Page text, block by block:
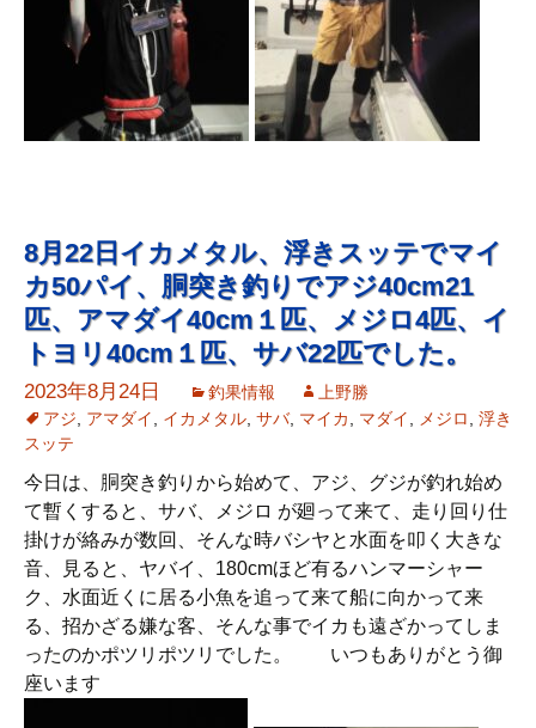
8月22日イカメタル、浮きスッテでマイ
カ50パイ、胴突き釣りでアジ40cm21
匹、アマダイ40cm１匹、メジロ4匹、イ
トヨリ40cm１匹、サバ22匹でした。
2023年8月24日 釣果情報
上野勝
アジ
アマダイ イカメタル サバ, マイカ マダイ メジロ
浮き
スッテ
今日は、胴突き釣りから始めて、アジ、グジが釣れ始め
て暫くすると、サバ、メジロ が廻って来て、走り回り仕
掛けが絡みが数回、そんな時バシヤと水面を叩く大きな
音、見ると、ヤバイ、180cmほど有るハンマーシャー
ク、水面近くに居る小魚を追って来て船に向かって来
る、招かざる嫌な客、そんな事でイカも遠ざかってしま
ったのかポツリポツリでした。 いつもありがとう御
座います